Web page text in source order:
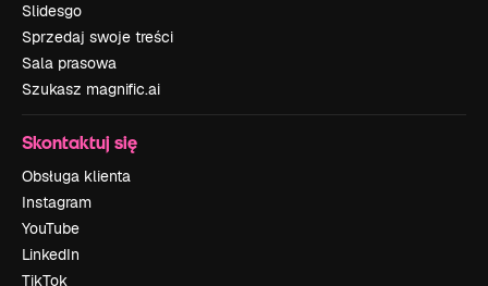
Slidesgo
Sprzedaj swoje treści
Sala prasowa
Szukasz magnific.ai
Skontaktuj się
Obsługa klienta
Instagram
YouTube
LinkedIn
TikTok